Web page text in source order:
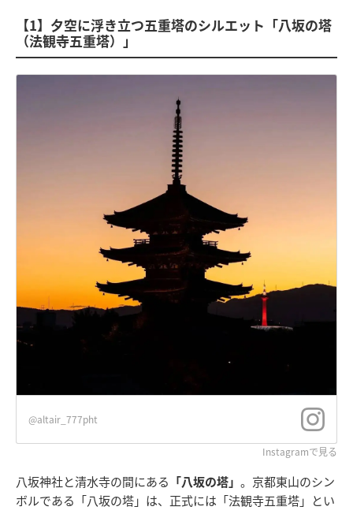
【1】夕空に浮き立つ五重塔のシルエット「八坂の塔
（法観寺五重塔）」
@altair_777pht
Instagramで見る
八坂神社と清水寺の間にある 「八坂の塔」 。京都東山のシン
ボルである「八坂の塔」は、正式には「法観寺五重塔」とい